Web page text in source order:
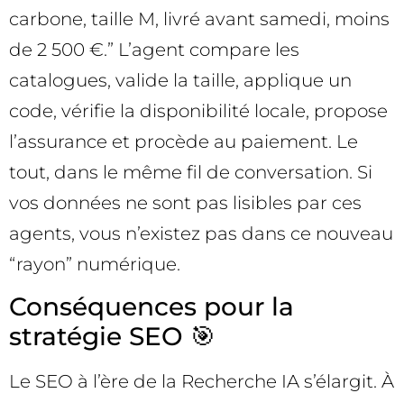
carbone, taille M, livré avant samedi, moins
de 2 500 €.” L’agent compare les
catalogues, valide la taille, applique un
code, vérifie la disponibilité locale, propose
l’assurance et procède au paiement. Le
tout, dans le même fil de conversation. Si
vos données ne sont pas lisibles par ces
agents, vous n’existez pas dans ce nouveau
“rayon” numérique.
Conséquences pour la
stratégie SEO 🎯
Le SEO à l’ère de la Recherche IA s’élargit. À